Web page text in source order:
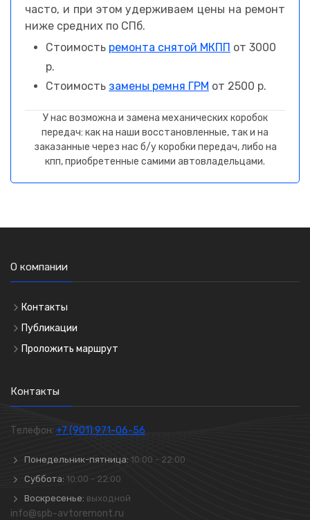
часто, и при этом удерживаем цены на ремонт
ниже средних по СПб.
Стоимость ремонта снятой МКПП от 3000
р.
Стоимость замены ремня ГРМ от 2500 р.
У нас возможна и замена механических коробок
передач: как на наши восстановленные, так и на
заказанные через нас б/у коробки передач, либо на
кпп, приобретенные самими автовладельцами.
О компании
Контакты
Публикации
Проложить маршрут
Контакты
Телефон: +7 (901) 971-06-56
Понедельник-пятница: 10:00 - 22:00
Суббота: 10:00 - 22:00
Воскресенье: выходной
info@spb-avtoremont.ru